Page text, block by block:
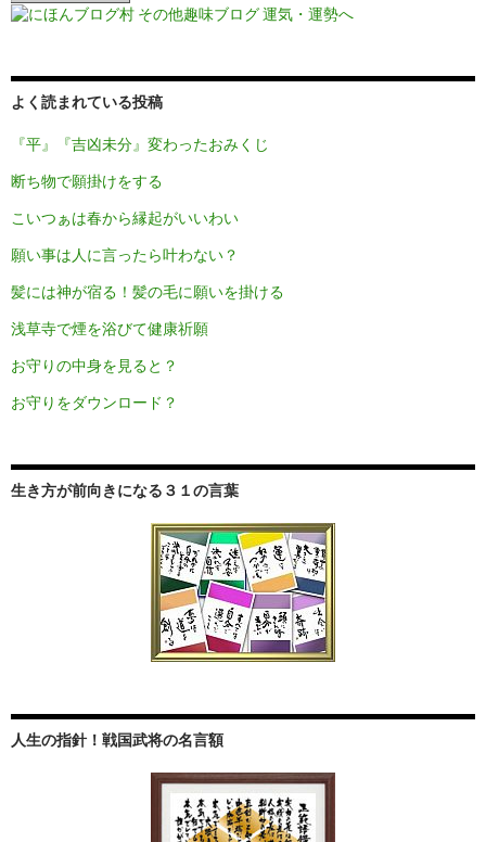
よく読まれている投稿
『平』『吉凶未分』変わったおみくじ
断ち物で願掛けをする
こいつぁは春から縁起がいいわい
願い事は人に言ったら叶わない？
髪には神が宿る！髪の毛に願いを掛ける
浅草寺で煙を浴びて健康祈願
お守りの中身を見ると？
お守りをダウンロード？
生き方が前向きになる３１の言葉
人生の指針！戦国武将の名言額